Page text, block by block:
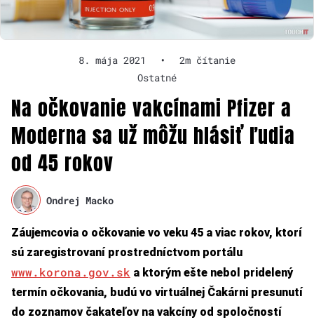
8. mája 2021 •
2m čítanie
Ostatné
Na očkovanie vakcínami Pfizer a
Moderna sa už môžu hlásiť ľudia
od 45 rokov
Ondrej Macko
Záujemcovia o očkovanie vo veku 45 a viac rokov, ktorí
sú zaregistrovaní prostredníctvom portálu
www.korona.gov.sk a ktorým ešte nebol pridelený
termín očkovania, budú vo virtuálnej Čakárni presunutí
do zoznamov čakateľov na vakcíny od spoločností